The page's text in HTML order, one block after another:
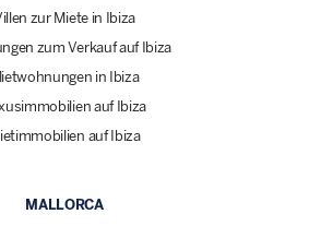
zur Miete in Ibiza
zum Verkauf auf Ibiza
in Ibiza
auf Ibiza
auf Ibiza
MALLORCA